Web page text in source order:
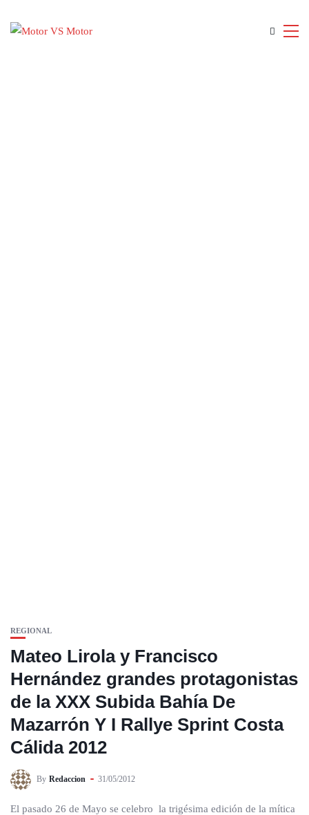
REGIONAL
Mateo Lirola y Francisco
Hernández grandes protagonistas
de la XXX Subida Bahía De
Mazarrón Y I Rallye Sprint Costa
Cálida 2012
By Redaccion 31/05/2012
El pasado 26 de Mayo se celebro la trigésima edición de la mítica